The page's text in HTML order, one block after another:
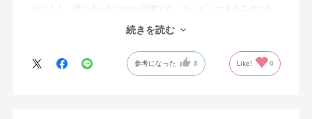
りにくく、目に入らないのが特徴です。コンピュータモニターを
置くスペースの高さも完璧で、長時間の作業でも疲れにくいで
昇降機能のおかげで、座っても立っても作業が可能で、その柔軟
続きを読む
参考になった 8 Like! 0